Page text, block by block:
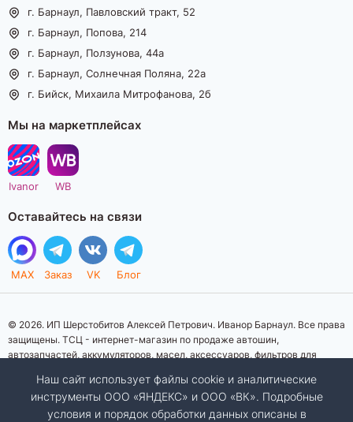
г. Барнаул, Павловский тракт, 52
г. Барнаул, Попова, 214
г. Барнаул, Ползунова, 44а
г. Барнаул, Солнечная Поляна, 22а
г. Бийск, Михаила Митрофанова, 2б
Мы на маркетплейсах
Ivanor WB
Оставайтесь на связи
MAX Заказ VK Блог
© 2026. ИП Шерстобитов Алексей Петрович. Иванор Барнаул. Все права
защищены. ТСЦ - интернет-магазин по продаже автошин,
автозапчастей, аккумуляторов, масел, аксессуаров, фильтров для
информационный характер. Представленная информация о товарах, их
стоимости, характеристик, фото, наличия на складе ни при каких
условиях не является публичной офертой, определяемой положениями
Наш сайт использует файлы cookie и аналитические
инструменты ООО «ЯНДЕКС» и ООО «ВК». Подробные
условия и порядок обработки данных описаны в